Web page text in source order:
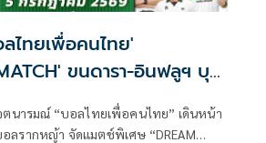
ไทยเพื่อคนไทย'
ขนดารา-อินฟลูฯ บุก
ตนารมณ์ “บอลไทยเพื่อคนไทย” เดินหน้า
ลรากหญ้า จัดแมตช์พิเศษ “DREAM